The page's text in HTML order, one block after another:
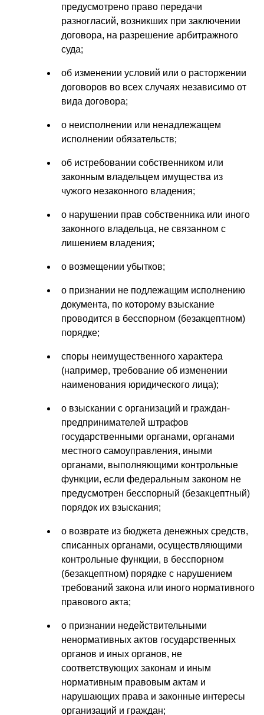
предусмотрено право передачи
разногласий, возникших при заключении
договора, на разрешение арбитражного
суда;
об изменении условий или о расторжении
договоров во всех случаях независимо от
вида договора;
о неисполнении или ненадлежащем
исполнении обязательств;
об истребовании собственником или
законным владельцем имущества из
чужого незаконного владения;
о нарушении прав собственника или иного
законного владельца, не связанном с
лишением владения;
о возмещении убытков;
о признании не подлежащим исполнению
документа, по которому взыскание
проводится в бесспорном (безакцептном)
порядке;
споры неимущественного характера
(например, требование об изменении
наименования юридического лица);
о взыскании с организаций и граждан-
предпринимателей штрафов
государственными органами, органами
местного самоуправления, иными
органами, выполняющими контрольные
функции, если федеральным законом не
предусмотрен бесспорный (безакцептный)
порядок их взыскания;
о возврате из бюджета денежных средств,
списанных органами, осуществляющими
контрольные функции, в бесспорном
(безакцептном) порядке с нарушением
требований закона или иного нормативного
правового акта;
о признании недействительными
ненормативных актов государственных
органов и иных органов, не
соответствующих законам и иным
нормативным правовым актам и
нарушающих права и законные интересы
организаций и граждан;